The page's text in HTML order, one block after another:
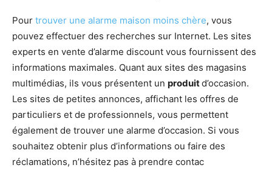
Pour trouver une alarme maison moins chère, vous
pouvez effectuer des recherches sur Internet. Les sites
experts en vente d’alarme discount vous fournissent des
informations maximales. Quant aux sites des magasins
multimédias, ils vous présentent un produitd’occasion.
Les sites de petites annonces, affichant les offres de
particuliers et de professionnels, vous permettent
également de trouver une alarme d’occasion. Si vous
souhaitez obtenir plus d’informations ou faire des
réclamations, n’hésitez pas à prendre contac